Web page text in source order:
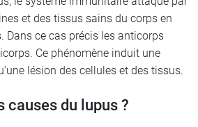
et des tissus sains du corps en
Dans ce cas précis les anticorps
Ce phénomène induit une
lésion des cellules et des tissus.
causes du lupus ?